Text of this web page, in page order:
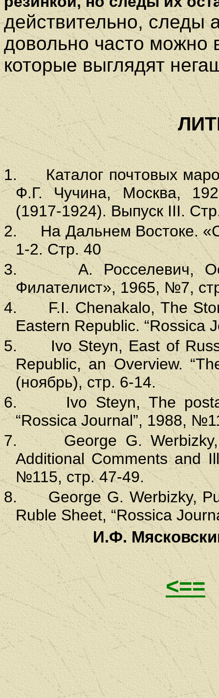
действительно, следы
довольно часто можно
которые выглядят
1.
Каталог почтовых
Ф.Г. Чучина, Москва,
(1917-1924). Выпуск III.
2.
На Дальнем Востоке.
1-2. Стр. 40
3.
А. Росселевич,
Филателист», 1965, №7,
4.
F.I. Chenakalo, The
Eastern Republic.
5.
Ivo Steyn, East of
Republic, an Overview.
(ноябрь),стр. 6-14.
6.
Ivo Steyn, The
“Rossica Journal”, 1988,
7.
George G.
Additional Comments and
№115,стр. 47-49.
8.
George G. Werbizky,
Ruble Sheet, “Rossica
И.Ф.
<==